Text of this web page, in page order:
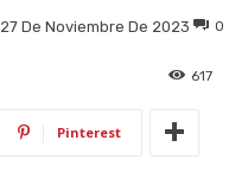
27 De Noviembre De 2023 0
617
Pinterest